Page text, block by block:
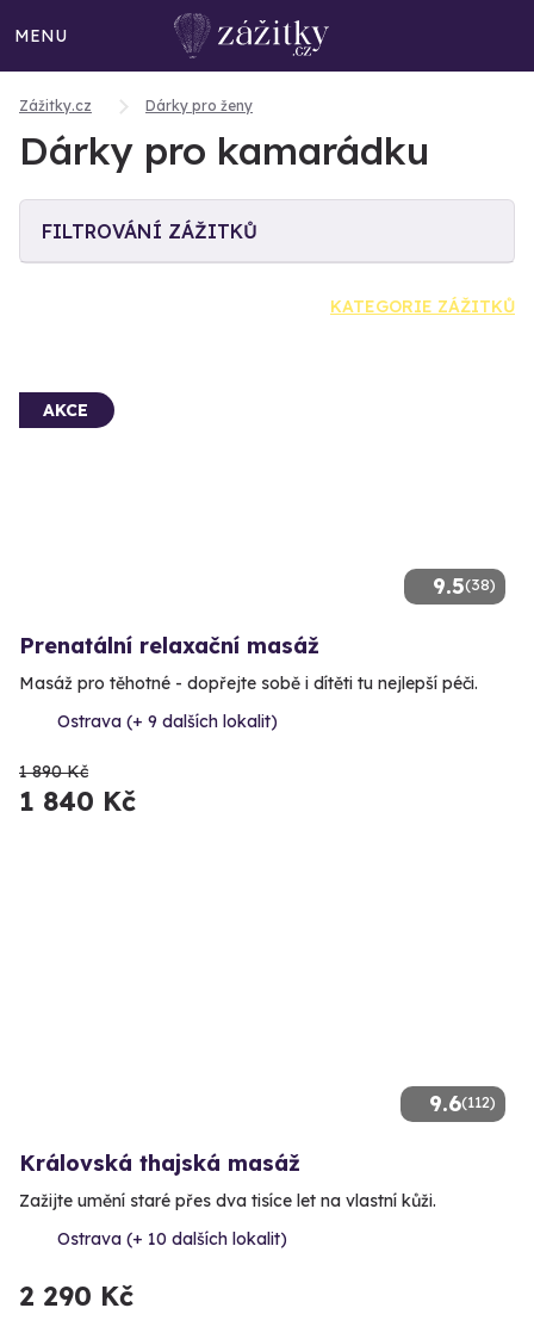
MENU
Zážitky.cz Dárky pro ženy
Dárky pro kamarádku
FILTROVÁNÍ ZÁŽITKŮ
KATEGORIE ZÁŽITKŮ
9.5(38)
AKCE
Prenatální relaxační masáž
Masáž pro těhotné - dopřejte sobě i dítěti tu nejlepší péči.
Ostrava (+ 9 dalších lokalit)
1 890 Kč
1 840 Kč
9.6(112)
Královská thajská masáž
Zažijte umění staré přes dva tisíce let na vlastní kůži.
Ostrava (+ 10 dalších lokalit)
2 290 Kč